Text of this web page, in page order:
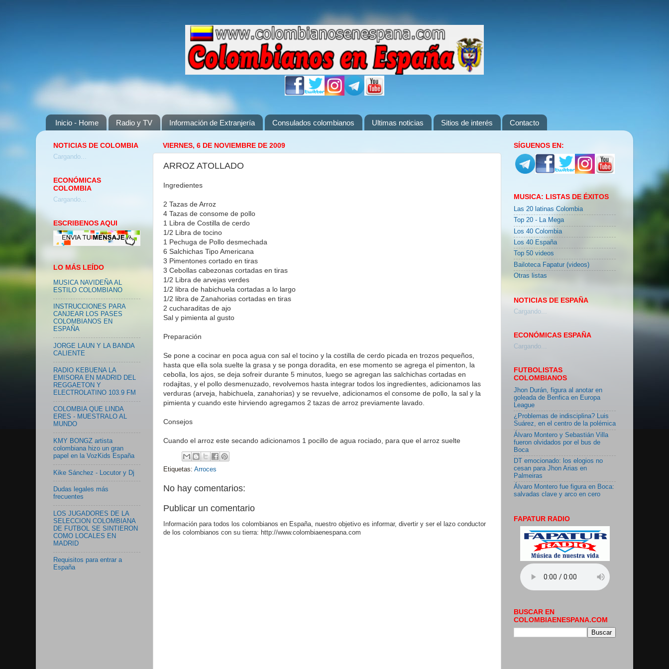
Inicio - Home Radio y TV Información de Extranjería Consulados colombianos Ultimas noticias Sitios de interés Contacto
VIERNES, 6 DE NOVIEMBRE DE 2009
ARROZ ATOLLADO
Ingredientes
2 Tazas de Arroz
4 Tazas de consome de pollo
1 Libra de Costilla de cerdo
1/2 Libra de tocino
1 Pechuga de Pollo desmechada
6 Salchichas Tipo Americana
3 Pimentones cortado en tiras
3 Cebollas cabezonas cortadas en tiras
1/2 Libra de arvejas verdes
1/2 libra de habichuela cortadas a lo largo
1/2 libra de Zanahorias cortadas en tiras
2 cucharaditas de ajo
Sal y pimienta al gusto
Preparación
Se pone a cocinar en poca agua con sal el tocino y la costilla de cerdo picada en trozos pequeños,
hasta que ella sola suelte la grasa y se ponga doradita, en ese momento se agrega el pimenton, la
cebolla, los ajos, se deja sofreir durante 5 minutos, luego se agregan las salchichas cortadas en
rodajitas, y el pollo desmenuzado, revolvemos hasta integrar todos los ingredientes, adicionamos las
verduras (arveja, habichuela, zanahorias) y se revuelve, adicionamos el consome de pollo, la sal y la
pimienta y cuando este hirviendo agregamos 2 tazas de arroz previamente lavado.
Consejos
Cuando el arroz este secando adicionamos 1 pocillo de agua rociado, para que el arroz suelte
Etiquetas: Arroces
No hay comentarios:
Publicar un comentario
Información para todos los colombianos en España, nuestro objetivo es informar, divertir y ser el lazo conductor
de los colombianos con su tierra: http://www.colombiaenespana.com
NOTICIAS DE COLOMBIA
Cargando...
ECONÓMICAS
COLOMBIA
Cargando...
ESCRIBENOS AQUI
LO MÁS LEÍDO
MUSICA NAVIDEÑA AL
ESTILO COLOMBIANO
INSTRUCCIONES PARA
CANJEAR LOS PASES
COLOMBIANOS EN
ESPAÑA
JORGE LAUN Y LA BANDA
CALIENTE
RADIO KEBUENA LA
EMISORA EN MADRID DEL
REGGAETON Y
ELECTROLATINO 103.9 FM
COLOMBIA QUE LINDA
ERES - MUESTRALO AL
MUNDO
KMY BONGZ artista
colombiana hizo un gran
papel en la VozKids España
Kike Sánchez - Locutor y Dj
Dudas legales más
frecuentes
LOS JUGADORES DE LA
SELECCION COLOMBIANA
DE FUTBOL SE SINTIERON
COMO LOCALES EN
MADRID
Requisitos para entrar a
España
SÍGUENOS EN:
MUSICA: LISTAS DE ÉXITOS
Las 20 latinas Colombia
Top 20 - La Mega
Los 40 Colombia
Los 40 España
Top 50 videos
Bailoteca Fapatur (videos)
Otras listas
NOTICIAS DE ESPAÑA
Cargando...
ECONÓMICAS ESPAÑA
Cargando...
FUTBOLISTAS
COLOMBIANOS
Jhon Durán, figura al anotar en
goleada de Benfica en Europa
League
¿Problemas de indisciplina? Luis
Suárez, en el centro de la polémica
Álvaro Montero y Sebastián Villa
fueron olvidados por el bus de
Boca
DT emocionado: los elogios no
cesan para Jhon Arias en
Palmeiras
Álvaro Montero fue figura en Boca:
salvadas clave y arco en cero
FAPATUR RADIO
BUSCAR EN
COLOMBIAENESPANA.COM